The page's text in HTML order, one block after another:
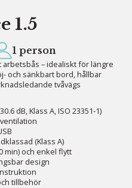
1.5
1 person
– idealiskt för längre
och sänkbart bord, hållbar
tvåvägs
dB, Klass A, ISO 23351-1)
(Klass A)
min) och enkel flytt
design
tillbehör